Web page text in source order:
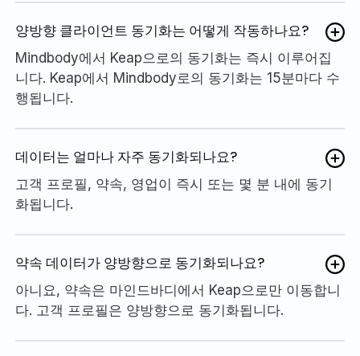
양방향 클라이언트 동기화는 어떻게 작동하나요?
Mindbody에서 Keap으로의 동기화는 즉시 이루어집
니다. Keap에서 Mindbody로의 동기화는 15분마다 수
행됩니다.
데이터는 얼마나 자주 동기화되나요?
고객 프로필, 약속, 영업이 즉시 또는 몇 분 내에 동기
화됩니다.
약속 데이터가 양방향으로 동기화되나요?
아니요, 약속은 마인드바디에서 Keap으로만 이동합니
다. 고객 프로필은 양방향으로 동기화됩니다.